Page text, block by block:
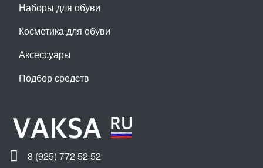
Наборы для обуви
Косметика для обуви
Аксессуары
Подбор средств
8 (925) 772 52 52